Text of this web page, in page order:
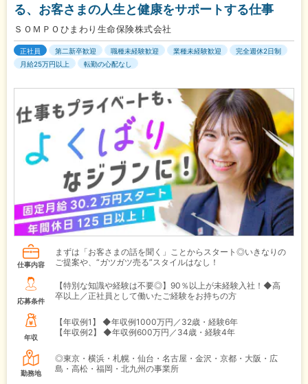
る、お客さまの人生と健康をサポートする仕事
ＳＯＭＰＯひまわり生命保険株式会社
正社員 第二新卒歓迎 職種未経験歓迎 業種未経験歓迎
完全週休2日制
月給25万円以上
転勤の心配なし
仕事内容
まずは「お客さまの話を聞く」ことからスタート◎いきなりの
ご提案や、“ガツガツ売る”スタイルはなし！
応募条件
【特別な知識や経験は不要◎】90％以上が未経験入社！◆高
卒以上／正社員として働いたご経験をお持ちの方
年収
【年収例1】
◆年収例1000万円／32歳・経験6年
【年収例2】
◆年収例600万円／34歳・経験4年
勤務地
◎東京・横浜・札幌・仙台・名古屋・金沢・京都・大阪・広
島・高松・福岡・北九州の事業所